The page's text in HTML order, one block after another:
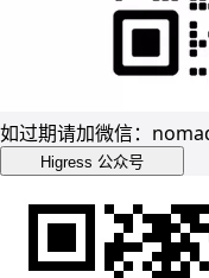
如过期请加微信：
Higress 公众号